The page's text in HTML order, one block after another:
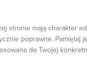
stronie mają charakter
poprawne. Pamiętaj
do Twojej